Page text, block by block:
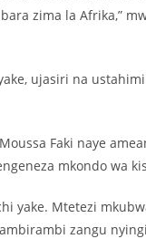
zima la Afrika,”
ujasiri na
Faki naye
mkondo wa
yake. Mtetezi
zangu